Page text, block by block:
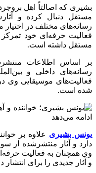
بشیری که اصالتاً اهل
مستقل دنبال کرده و
رسانه‌های مختلف در
فعالیت حرفه‌ای خود تمرکز
مستقل داشته است.
بر اساس اطلاعات
رسانه‌های داخلی و
فعالیت‌های موسیقایی وی
شده است.
یونس بشیری علاوه بر
دارد و آثار منتشرشده از
وی همچنان به فعالیت
و آثار جدیدی را برای انتشار